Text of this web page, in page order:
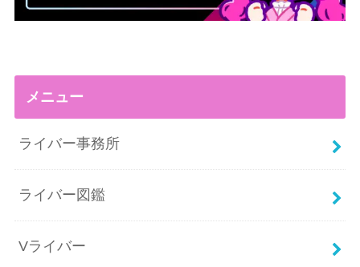
メニュー
ライバー事務所
ライバー図鑑
Vライバー